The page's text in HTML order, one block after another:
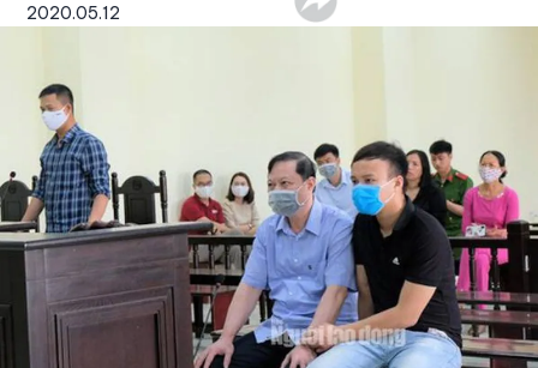
2020.05.12